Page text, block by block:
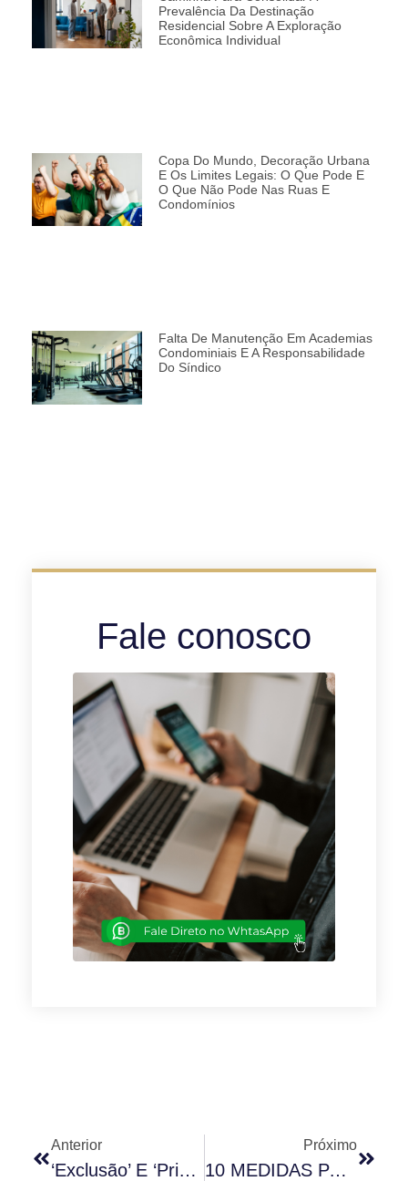
Prevalência Da Destinação
Residencial Sobre A Exploração
Econômica Individual
Copa Do Mundo, Decoração Urbana
E Os Limites Legais: O Que Pode E
O Que Não Pode Nas Ruas E
Condomínios
Falta De Manutenção Em Academias
Condominiais E A Responsabilidade
Do Síndico
Fale conosco
Anterior
‘Exclusão’ E ‘privação’ De Condômino Antissocial
Próximo
10 MEDIDAS PARA OS CONDOMÍNIOS REDUZIREM AS DESPESAS EM ATÉ 30%